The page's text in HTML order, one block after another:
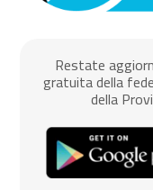
Restate
gratuita della
della